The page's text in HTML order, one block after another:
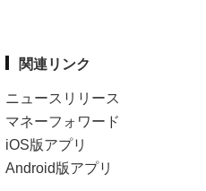
関連リンク
ニュースリリース
マネーフォワード
iOS版アプリ
Android版アプリ